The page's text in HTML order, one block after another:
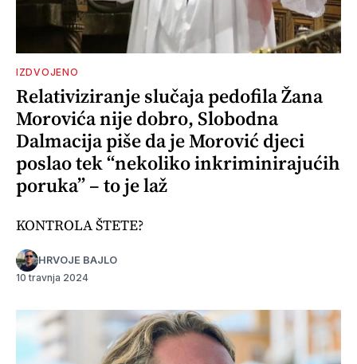
IZDVOJENO
Relativiziranje slučaja pedofila Žana
Morovića nije dobro, Slobodna
Dalmacija piše da je Morović djeci
poslao tek “nekoliko inkriminirajućih
poruka” – to je laž
KONTROLA ŠTETE?
HRVOJE BAJLO
10 travnja 2024